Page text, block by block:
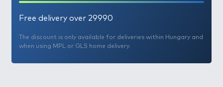
Free delivery over 29990
The discount is only available for deliveries within Hungary and
when using MPL or GLS home delivery.